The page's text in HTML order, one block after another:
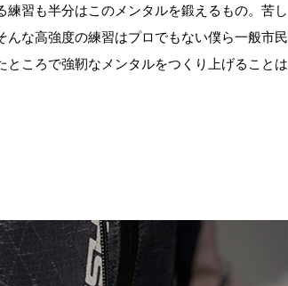
習も半分はこのメンタルを鍛えるもの。苦し
な高強度の練習はプロでもない僕ら一般市民
ころで強靭なメンタルをつくり上げることは